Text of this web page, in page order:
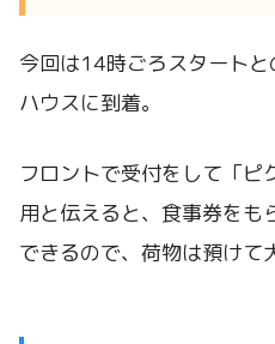
今回は14時ごろスタート
ハウスに到着。
フロントで受付をして「ピ
用と伝えると、食事券をも
できるので、荷物は預けて